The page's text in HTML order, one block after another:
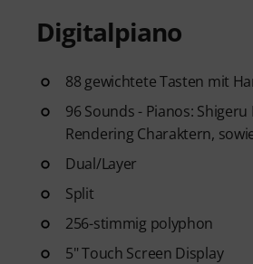
Digitalpiano
88 gewichtete Tasten mit
96 Sounds - Pianos:
Rendering Charaktern,
Dual/Layer
Split
256-stimmig polyphon
5" Touch Screen Display